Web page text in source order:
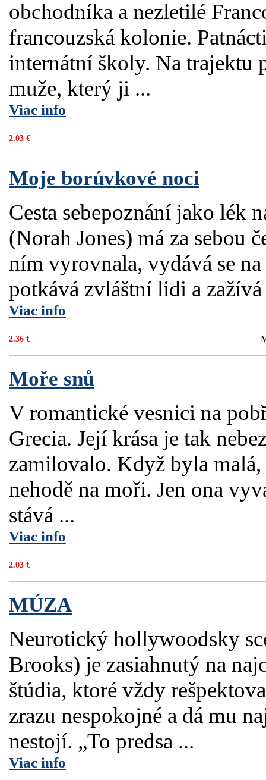
obchodníka a nezletilé
francouzská kolonie.
internátní školy. Na trajektu
muže, který ji ...
Viac info
2.03 €
Moje borúvkové noci
Cesta sebepoznání jako lék
(Norah Jones) má za sebou
ním vyrovnala, vydává se
potkává zvláštní lidi a
Viac info
2.36 €
Moře snů
V romantické vesnici na
Grecia. Její krása je tak
zamilovalo. Když byla
nehodě na moři. Jen ona
stává ...
Viac info
2.03 €
MÚZA
Neurotický hollywoodsky
Brooks) je zasiahnutý na
štúdia, ktoré vždy
zrazu nespokojné a dá mu
nestojí. „To predsa ...
Viac info